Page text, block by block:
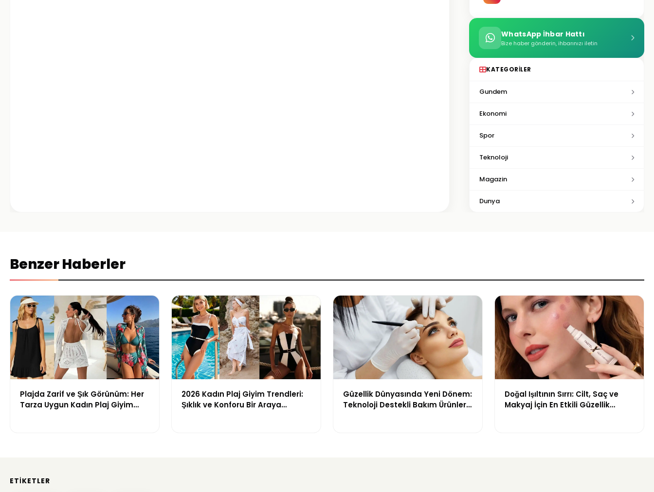
WhatsApp İhbar Hattı
Bize haber gönderin, ihbarınızı iletin
KATEGORILER
Gundem
Ekonomi
Spor
Teknoloji
Magazin
Dunya
Benzer Haberler
Plajda Zarif ve Şık Görünüm: Her
Tarza Uygun Kadın Plaj Giyim
2026 Kadın Plaj Giyim Trendleri:
Şıklık ve Konforu Bir Araya
Güzellik Dünyasında Yeni Dönem:
Teknoloji Destekli Bakım Ürünleri
Doğal Işıltının Sırrı: Cilt, Saç ve
Makyaj İçin En Etkili Güzellik
ETIKETLER